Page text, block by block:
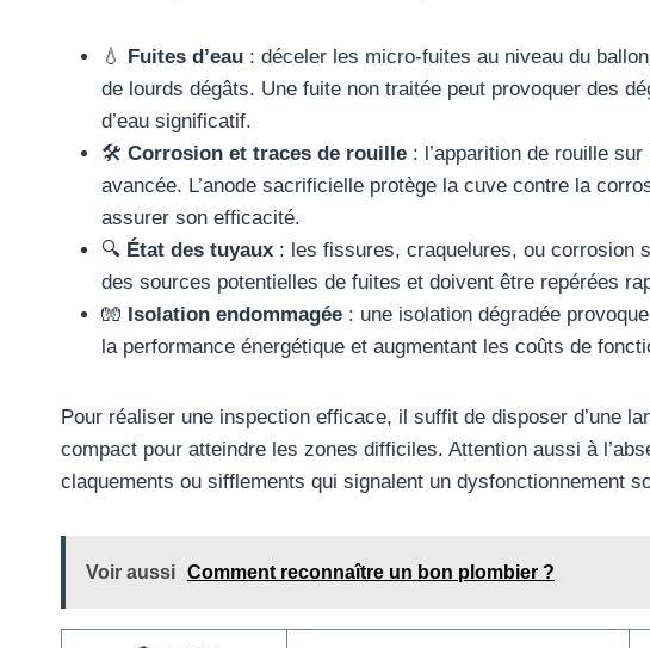
💧 Fuites d’eau : déceler les micro-fuites au niveau du
de lourds dégâts. Une fuite non traitée peut provoquer des
d’eau significatif.
🛠️ Corrosion et traces de rouille : l’apparition de rouille
avancée. L’anode sacrificielle protège la cuve contre la
assurer son efficacité.
🔍 État des tuyaux : les fissures, craquelures, ou corrosion
des sources potentielles de fuites et doivent être repérées
🧤 Isolation endommagée : une isolation dégradée
la performance énergétique et augmentant les coûts de
Pour réaliser une inspection efficace, il suffit de disposer d’une
compact pour atteindre les zones difficiles. Attention aussi à
claquements ou sifflements qui signalent un dysfonctionnement
Voir aussi Comment reconnaître un bon plombier ?